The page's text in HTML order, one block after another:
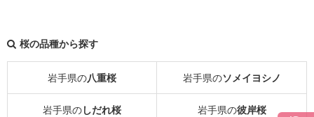
桜の品種から探す
岩手県の八重桜 岩手県のソメイヨシノ
岩手県のしだれ桜 岩手県の彼岸桜